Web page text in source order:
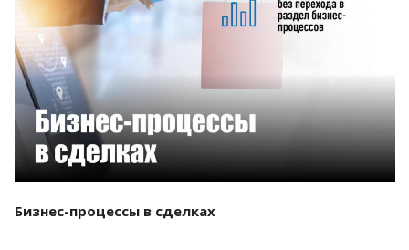
Бизнес-процессы в сделках